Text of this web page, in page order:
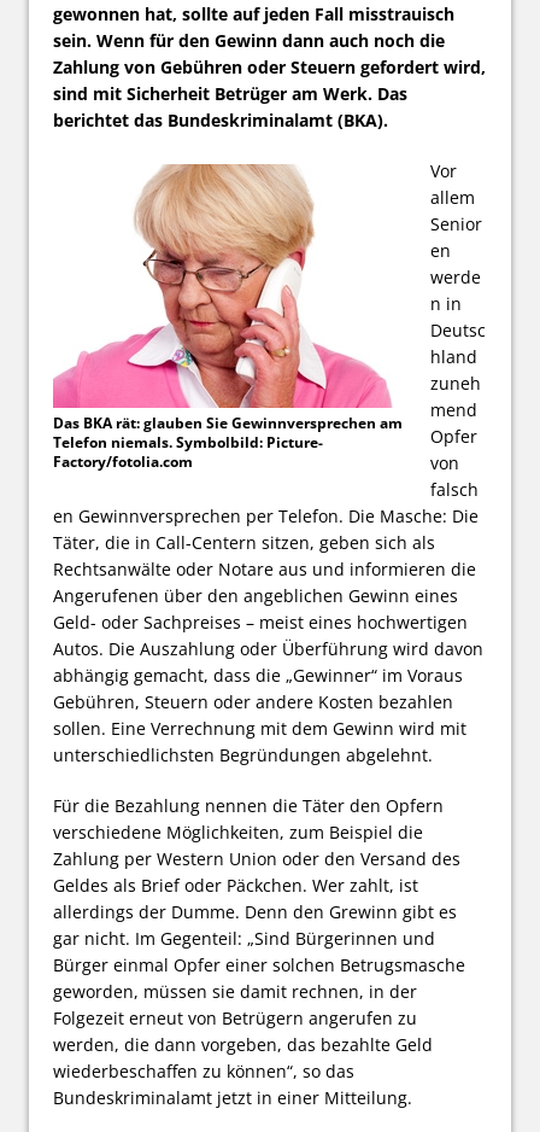
gewonnen hat, sollte auf jeden Fall misstrauisch
sein. Wenn für den Gewinn dann auch noch die
Zahlung von Gebühren oder Steuern gefordert wird,
sind mit Sicherheit Betrüger am Werk. Das
berichtet das Bundeskriminalamt (BKA).
Das BKA rät: glauben Sie Gewinnversprechen am
Telefon niemals. Symbolbild: Picture-
Factory/fotolia.com
Vor
allem
Senior
en
werde
n in
Deutsc
hland
zuneh
mend
Opfer
von
falsch
en Gewinnversprechen per Telefon. Die Masche: Die
Täter, die in Call-Centern sitzen, geben sich als
Rechtsanwälte oder Notare aus und informieren die
Angerufenen über den angeblichen Gewinn eines
Geld- oder Sachpreises – meist eines hochwertigen
Autos. Die Auszahlung oder Überführung wird davon
abhängig gemacht, dass die „Gewinner“ im Voraus
Gebühren, Steuern oder andere Kosten bezahlen
sollen. Eine Verrechnung mit dem Gewinn wird mit
unterschiedlichsten Begründungen abgelehnt.
Für die Bezahlung nennen die Täter den Opfern
verschiedene Möglichkeiten, zum Beispiel die
Zahlung per Western Union oder den Versand des
Geldes als Brief oder Päckchen. Wer zahlt, ist
allerdings der Dumme. Denn den Grewinn gibt es
gar nicht. Im Gegenteil: „Sind Bürgerinnen und
Bürger einmal Opfer einer solchen Betrugsmasche
geworden, müssen sie damit rechnen, in der
Folgezeit erneut von Betrügern angerufen zu
werden, die dann vorgeben, das bezahlte Geld
wiederbeschaffen zu können“, so das
Bundeskriminalamt jetzt in einer Mitteilung.